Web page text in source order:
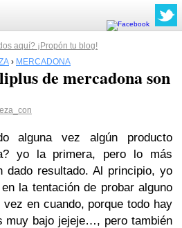
aquí? ¡Propón tu blog!
› MERCADONA
de mercadona son
alguna vez algún producto
yo la primera, pero lo más
dado resultado. Al principio, yo
la tentación de probar alguno
en cuando, porque todo hay
muy bajo jejeje…, pero también